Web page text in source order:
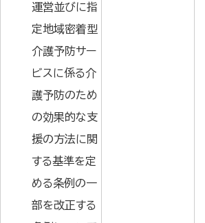
運営並びに指
定地域密着型
介護予防サー
ビスに係る介
護予防のため
の効果的な支
援の方法に関
する基準を定
める条例の一
部を改正する